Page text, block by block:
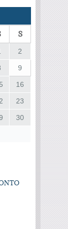
S
2
9
16
23
30